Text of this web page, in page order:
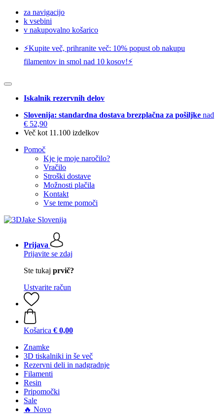
za navigacijo
k vsebini
v nakupovalno košarico
⚡️Kupite več, prihranite več: 10% popust ob nakupu
filamentov in smol nad 10 kosov!⚡️
Iskalnik rezervnih delov
Slovenija: standardna dostava brezplačna za pošiljke nad
€ 52,90
Več kot 11.100 izdelkov
Pomoč
Kje je moje naročilo?
Vračilo
Stroški dostave
Možnosti plačila
Kontakt
Vse teme pomoči
Prijava
Prijavite se zdaj
Ste tukaj prvič?
Ustvarite račun
Košarica € 0,00
Znamke
3D tiskalniki in še več
Rezervni deli in nadgradnje
Filamenti
Resin
Pripomočki
Sale
🔥 Novo